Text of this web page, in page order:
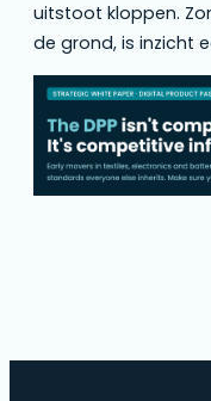
uitstoot kloppen.
de grond, is inzicht